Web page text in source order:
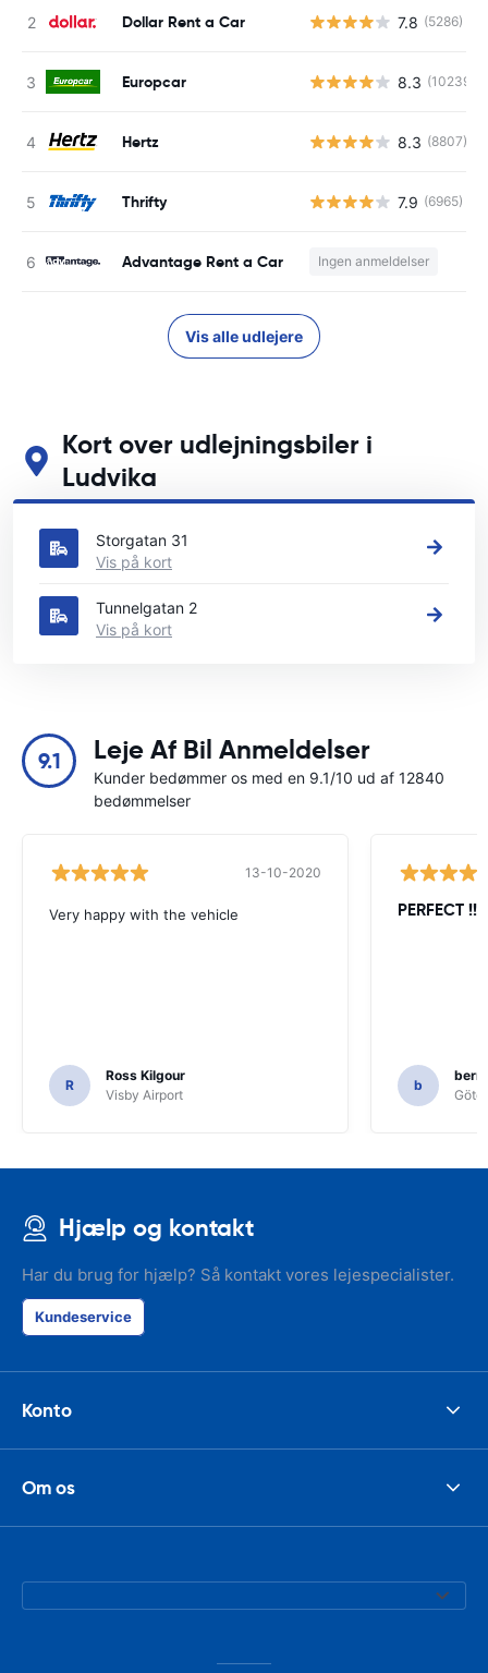
Dollar Rent a Car 7.8 (5286)
Europcar 8.3 (10239)
Hertz 8.3 (8807)
Thrifty 7.9 (6965)
Advantage Rent a Car Ingen anmeldelser
Vis alle udlejere
Kort over udlejningsbiler i
Ludvika
Se vores vigtigste biludlejningssteder i Ludvika
Storgatan 31
Vis på kort
Tunnelgatan 2
Vis på kort
9.1 Leje Af Bil Anmeldelser
Kunder bedømmer os med en 9.1/10 ud af 12840
bedømmelser
13-10-2020
Very happy with the vehicle
R
Ross Kilgour
Visby Airport
PERFECT
b
Hjælp og kontakt
Har du brug for hjælp? Så kontakt vores lejespecialister.
Kundeservice
Konto
Om os